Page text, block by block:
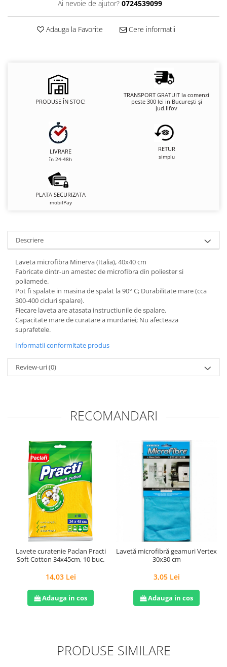
Ai nevoie de ajutor? 0724539099
Adauga la Favorite Cere informatii
PRODUSE ÎN STOC!
TRANSPORT GRATUIT la comenzi
peste 300 lei in București și
jud.Ilfov
LIVRARE
în 24-48h
RETUR
simplu
PLATA SECURIZATA
mobilPay
Descriere
Laveta microfibra Minerva (Italia), 40x40 cm
Fabricate dintr-un amestec de microfibra din poliester si
poliamede.
Pot fi spalate in masina de spalat la 90° C; Durabilitate mare (cca
300-400 cicluri spalare).
Fiecare laveta are atasata instructiunile de spalare.
Capacitate mare de curatare a murdariei; Nu afecteaza
suprafetele.
Informatii conformitate produs
Review-uri(0)
RECOMANDARI
Lavete curatenie Paclan Practi
Soft Cotton 34x45cm, 10 buc.
14,03 Lei
Adauga in cos
Lavetă microfibră geamuri Vertex
30x30 cm
3,05 Lei
Adauga in cos
PRODUSE SIMILARE